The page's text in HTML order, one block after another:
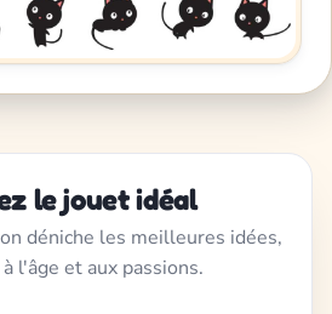
le jouet idéal
déniche les meilleures idées,
l'âge et aux passions.